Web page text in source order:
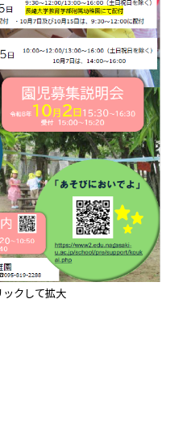
ックして拡大